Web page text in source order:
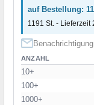
auf Bestellung:
1191 St. - Lieferzeit
ANZAHL
10+
100+
1000+